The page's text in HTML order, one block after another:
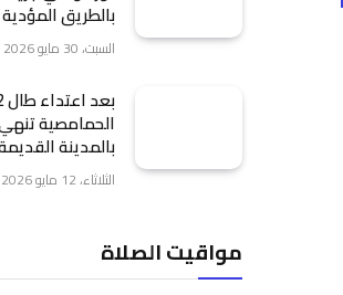
بالطريق
السبت، 30 مايو 2026
الحمامصية
بالمدينة
الثلاثاء، 12 مايو 2026
مواقيت الصلاة